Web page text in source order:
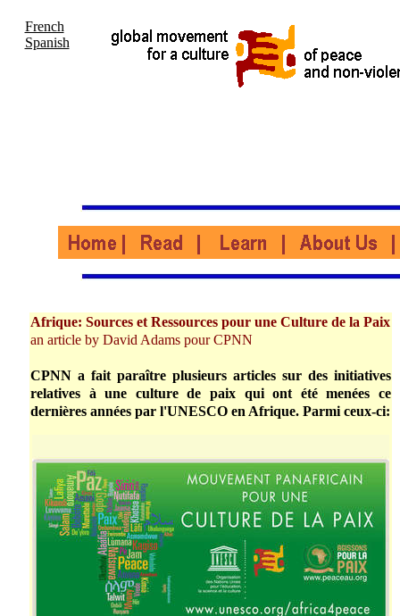
French
Spanish
Afrique: Sources et Ressources pour une Culture de la Paix
an article by David Adams pour CPNN
CPNN a fait paraître plusieurs articles sur des initiatives
relatives à une culture de paix qui ont été menées ce
dernières années par l'UNESCO en Afrique. Parmi ceux-ci: